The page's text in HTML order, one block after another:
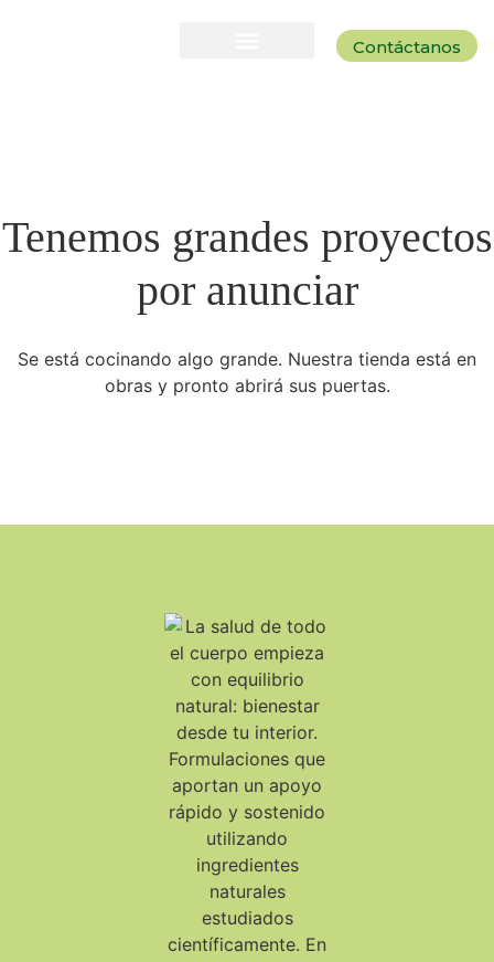
Contáctanos
Tenemos grandes proyectos
por anunciar
Se está cocinando algo grande. Nuestra tienda está en
obras y pronto abrirá sus puertas.